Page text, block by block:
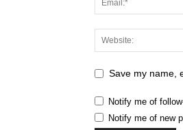
Save my name,
Notify me of
Notify me of new